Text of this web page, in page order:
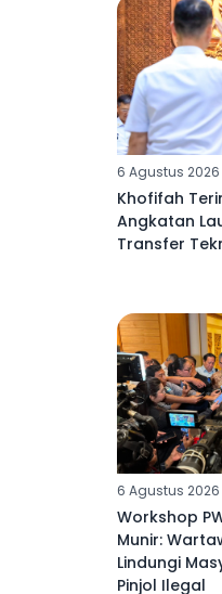
6 Agustus 2026
Khofifah
Angkatan
Transfer
6 Agustus 2026
Workshop
Munir:
Lindungi
Pinjol Ilegal